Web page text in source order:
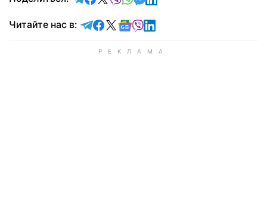
Читайте нас в: Читайте в Telegram
Читайте в Facebook
Читайте в X
Читайте в Google news
Читайте в Viber
Читайте в LinkedIn